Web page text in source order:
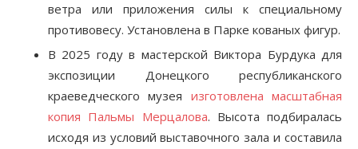
ветра или приложения силы к специальному
противовесу. Установлена в Парке кованых фигур.
В 2025 году в мастерской Виктора Бурдука для
экспозиции Донецкого республиканского
краеведческого музея изготовлена масштабная
копия Пальмы Мерцалова. Высота подбиралась
исходя из условий выставочного зала и составила